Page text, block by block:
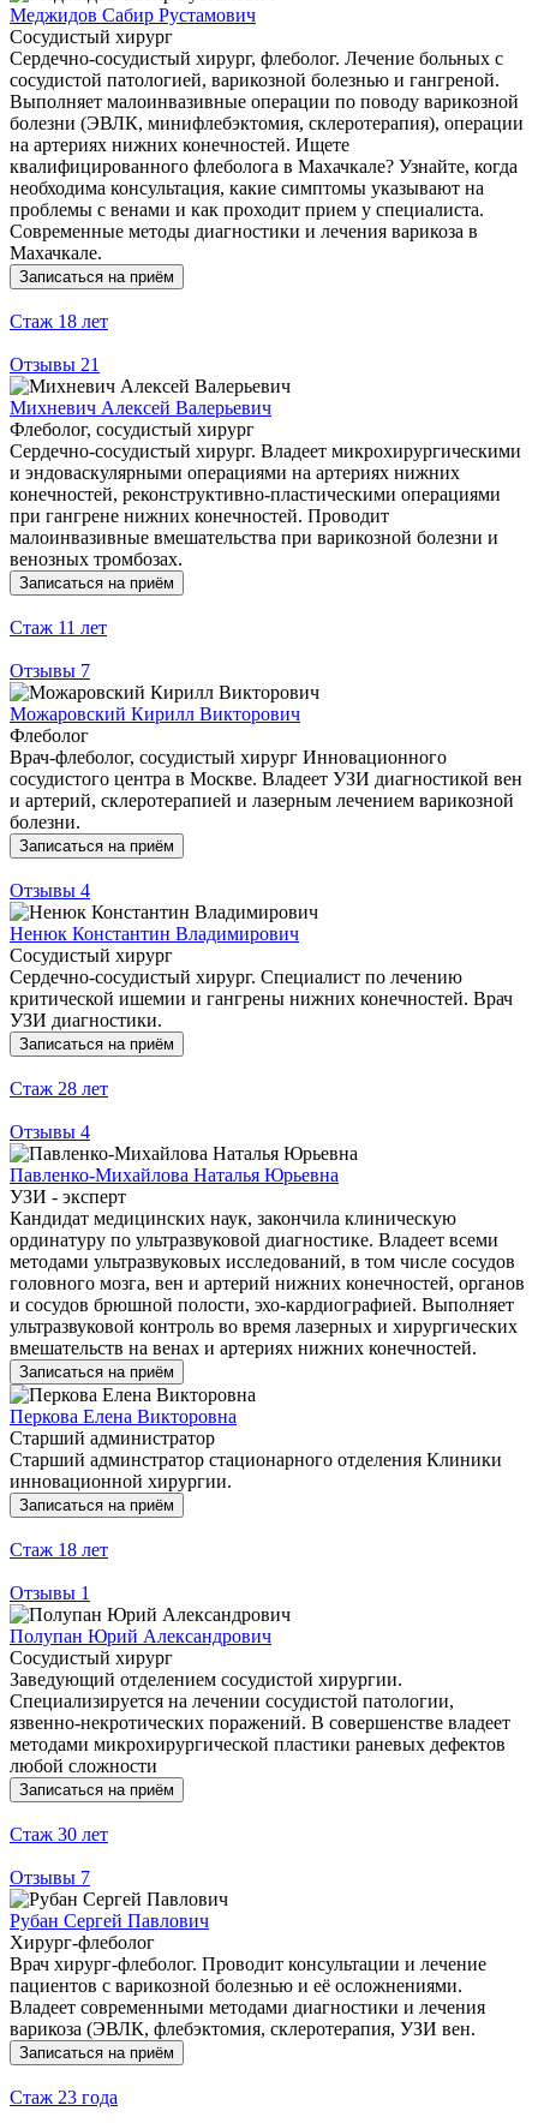
Меджидов Сабир Рустамович
Сосудистый хирург
Сердечно-сосудистый хирург, флеболог. Лечение больных с
сосудистой патологией, варикозной болезнью и гангреной.
Выполняет малоинвазивные операции по поводу варикозной
болезни (ЭВЛК, минифлебэктомия, склеротерапия), операции
на артериях нижних конечностей. Ищете
квалифицированного флеболога в Махачкале? Узнайте, когда
необходима консультация, какие симптомы указывают на
проблемы с венами и как проходит прием у специалиста.
Современные методы диагностики и лечения варикоза в
Махачкале.
Записаться на приём
Стаж 18 лет
Отзывы 21
Михневич Алексей Валерьевич
Флеболог, сосудистый хирург
Сердечно-сосудистый хирург. Владеет микрохирургическими
и эндоваскулярными операциями на артериях нижних
конечностей, реконструктивно-пластическими операциями
при гангрене нижних конечностей. Проводит
малоинвазивные вмешательства при варикозной болезни и
венозных тромбозах.
Записаться на приём
Стаж 11 лет
Отзывы 7
Можаровский Кирилл Викторович
Флеболог
Врач-флеболог, сосудистый хирург Инновационного
сосудистого центра в Москве. Владеет УЗИ диагностикой вен
и артерий, склеротерапией и лазерным лечением варикозной
болезни.
Записаться на приём
Отзывы 4
Ненюк Константин Владимирович
Сосудистый хирург
Сердечно-сосудистый хирург. Специалист по лечению
критической ишемии и гангрены нижних конечностей. Врач
УЗИ диагностики.
Записаться на приём
Стаж 28 лет
Отзывы 4
Павленко-Михайлова Наталья Юрьевна
УЗИ - эксперт
Кандидат медицинских наук, закончила клиническую
ординатуру по ультразвуковой диагностике. Владеет всеми
методами ультразвуковых исследований, в том числе сосудов
головного мозга, вен и артерий нижних конечностей, органов
и сосудов брюшной полости, эхо-кардиографией. Выполняет
ультразвуковой контроль во время лазерных и хирургических
вмешательств на венах и артериях нижних конечностей.
Записаться на приём
Перкова Елена Викторовна
Старший администратор
Старший админстратор стационарного отделения Клиники
инновационной хирургии.
Записаться на приём
Стаж 18 лет
Отзывы 1
Полупан Юрий Александрович
Сосудистый хирург
Заведующий отделением сосудистой хирургии.
Специализируется на лечении сосудистой патологии,
язвенно-некротических поражений. В совершенстве владеет
методами микрохирургической пластики раневых дефектов
любой сложности
Записаться на приём
Стаж 30 лет
Отзывы 7
Рубан Сергей Павлович
Хирург-флеболог
Врач хирург-флеболог. Проводит консультации и лечение
пациентов с варикозной болезнью и её осложнениями.
Владеет современными методами диагностики и лечения
варикоза (ЭВЛК, флебэктомия, склеротерапия, УЗИ вен.
Записаться на приём
Стаж 23 года